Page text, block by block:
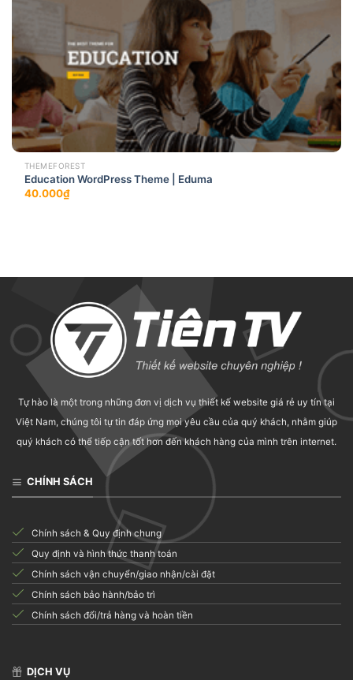
THEMEFOREST
Education WordPress Theme | Eduma
40.000₫
Tự hào là một trong những đơn vị dịch vụ thiết kế website giá rẻ uy tín tại
Việt Nam, chúng tôi tự tin đáp ứng mọi yêu cầu của quý khách, nhằm giúp
quý khách có thể tiếp cận tốt hơn đến khách hàng của mình trên internet.
CHÍNH SÁCH
Chính sách & Quy định chung
Quy định và hình thức thanh toán
Chính sách vận chuyển/giao nhận/cài đặt
Chính sách bảo hành/bảo trì
Chính sách đổi/trả hàng và hoàn tiền
DỊCH VỤ